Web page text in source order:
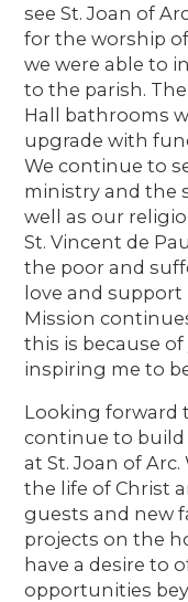
see St. Joan of
for the worship
we were able to
to the parish.
Hall bathrooms
upgrade with
We continue to
ministry and the
well as our
St. Vincent de
the poor and
love and support
Mission
this is because
inspiring me to
Looking forward
continue to
at St. Joan of
the life of Christ
guests and new
projects on the
have a desire to
opportunities